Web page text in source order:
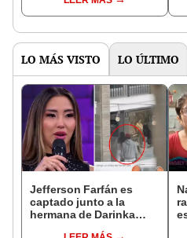
VIP Perú’: "Perdóname
por abandonarte"
LO MÁS VISTO LO ÚLTIMO
Jefferson Farfán es
captado junto a la
hermana de Darinka